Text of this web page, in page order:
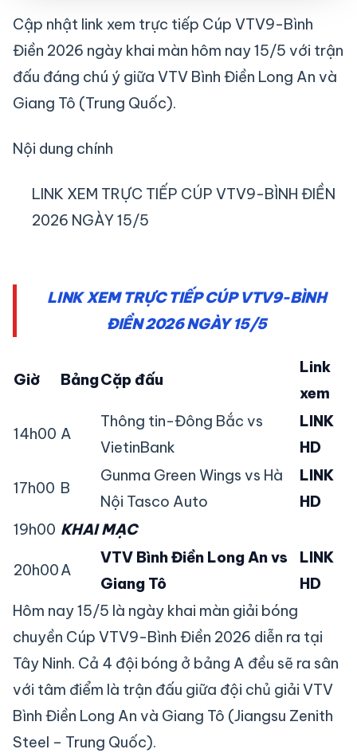
Cập nhật link xem trực tiếp Cúp VTV9-Bình
Điền 2026 ngày khai màn hôm nay 15/5 với trận
đấu đáng chú ý giữa VTV Bình Điền Long An và
Giang Tô (Trung Quốc).
Nội dung chính
LINK XEM TRỰC TIẾP CÚP VTV9-BÌNH ĐIỀN
2026 NGÀY 15/5
LINK XEM TRỰC TIẾP CÚP VTV9-BÌNH
ĐIỀN 2026 NGÀY 15/5
Giờ BảngCặp đấu
Link
xem
14h00 A
Thông tin-Đông Bắc vs
VietinBank
LINK
HD
17h00 B
Gunma Green Wings vs Hà
Nội Tasco Auto
LINK
HD
19h00 KHAI MẠC
20h00A
VTV Bình Điền Long An vs
Giang Tô
LINK
HD
Hôm nay 15/5 là ngày khai màn giải bóng
chuyền Cúp VTV9-Bình Điền 2026 diễn ra tại
Tây Ninh. Cả 4 đội bóng ở bảng A đều sẽ ra sân
với tâm điểm là trận đấu giữa đội chủ giải VTV
Bình Điền Long An và Giang Tô (Jiangsu Zenith
Steel – Trung Quốc).